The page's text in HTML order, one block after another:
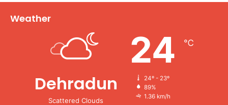
Weather
Dehradun
Scattered Clouds
24 ℃
24º - 23º
89%
1.36 km/h